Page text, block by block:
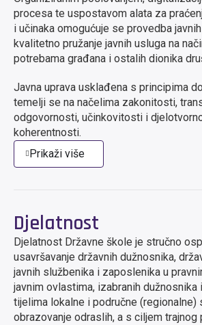
procesa te uspostavom alata za
i učinaka omogućuje se provedba
kvalitetno pružanje javnih usluga na
potrebama građana i ostalih dionika
Javna uprava usklađena s principima
temelji se na načelima zakonitosti,
odgovornosti, učinkovitosti i
koherentnosti.
Prikaži više
Djelatnost
Djelatnost Državne škole je stručno
usavršavanje državnih dužnosnika,
javnih službenika i zaposlenika u
javnim ovlastima, izabranih dužnosnika
tijelima lokalne i područne (regionalne)
obrazovanje odraslih, a s ciljem trajnog